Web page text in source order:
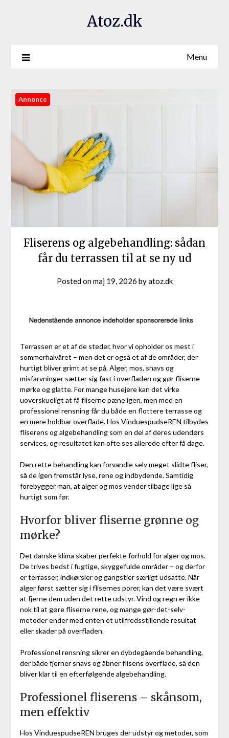
Atoz.dk
Menu
Annonce
Fliserens og algebehandling: sådan
får du terrassen til at se ny ud
Posted onmaj 19, 2026 byatoz.dk
Terrassen er et af de steder, hvor vi opholder os mest i
sommerhalvåret – men det er også et af de områder, der
hurtigt bliver grimt at se på. Alger, mos, snavs og
misfarvninger sætter sig fast i overfladen og gør fliserne
mørke og glatte. For mange husejere kan det virke
uoverskueligt at få fliserne pæne igen, men med en
professionel rensning får du både en flottere terrasse og
en mere holdbar overflade. Hos VinduespudseREN tilbydes
fliserens og algebehandling som en del af deres udendørs
services, og resultatet kan ofte ses allerede efter få dage.
Den rette behandling kan forvandle selv meget slidte fliser,
så de igen fremstår lyse, rene og indbydende. Samtidig
forebygger man, at alger og mos vender tilbage lige så
hurtigt som før.
Hvorfor bliver fliserne grønne og
mørke?
Det danske klima skaber perfekte forhold for alger og mos.
De trives bedst i fugtige, skyggefulde områder – og derfor
er terrasser, indkørsler og gangstier særligt udsatte. Når
alger først sætter sig i flisernes porer, kan det være svært
at fjerne dem uden det rette udstyr. Vind og regn er ikke
nok til at gøre fliserne rene, og mange gør-det-selv-
metoder ender med enten et utilfredsstillende resultat
eller skader på overfladen.
Professionel rensning sikrer en dybdegående behandling,
der både fjerner snavs og åbner flisens overflade, så den
bliver klar til en efterfølgende algebehandling.
Professionel fliserens – skånsom,
men effektiv
Hos VinduespudseREN bruges der udstyr og metoder, som